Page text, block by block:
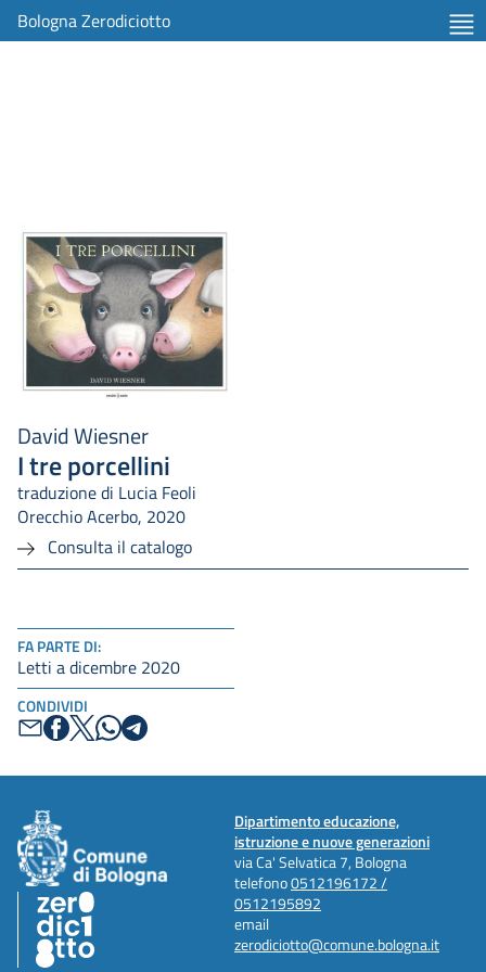
Bologna Zerodiciotto
David Wiesner
I tre porcellini
traduzione di Lucia Feoli
Orecchio Acerbo, 2020
Consulta il catalogo
FA PARTE DI:
Letti a dicembre 2020
CONDIVIDI
Dipartimento educazione,
istruzione e nuove generazioni
via Ca' Selvatica 7, Bologna
telefono0512196172 /
0512195892
email
zerodiciotto@comune.bologna.it